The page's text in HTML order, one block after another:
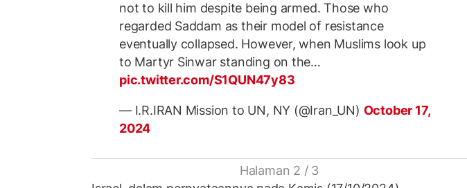
not to kill him despite being armed. Those who
regarded Saddam as their model of resistance
eventually collapsed. However, when Muslims look up
to Martyr Sinwar standing on the…
pic.twitter.com/S1QUN47y83
— I.R.IRAN Mission to UN, NY (@Iran_UN) October 17,
2024
Halaman 2 / 3